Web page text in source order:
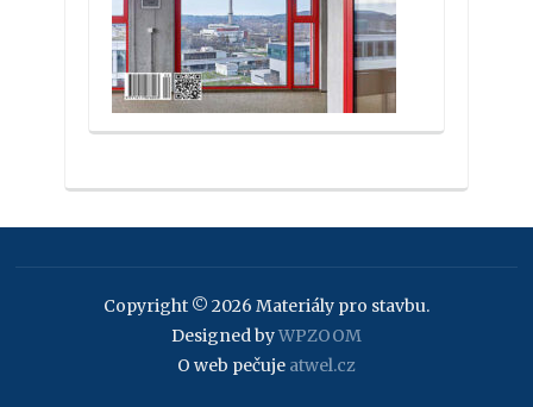
Copyright © 2026 Materiály pro stavbu.
Designed byWPZOOM
O web pečuje atwel.cz